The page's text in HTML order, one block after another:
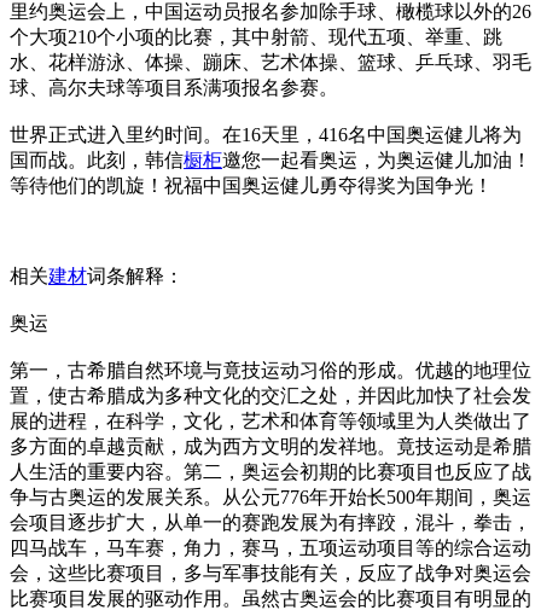
里约奥运会上，中国运动员报名参加除手球、橄榄球以外的26
个大项210个小项的比赛，其中射箭、现代五项、举重、跳
水、花样游泳、体操、蹦床、艺术体操、篮球、乒乓球、羽毛
球、高尔夫球等项目系满项报名参赛。
世界正式进入里约时间。在16天里，416名中国奥运健儿将为
国而战。此刻，韩信橱柜邀您一起看奥运，为奥运健儿加油！
等待他们的凯旋！祝福中国奥运健儿勇夺得奖为国争光！
相关建材词条解释：
奥运
第一，古希腊自然环境与竟技运动习俗的形成。优越的地理位
置，使古希腊成为多种文化的交汇之处，并因此加快了社会发
展的进程，在科学，文化，艺术和体育等领域里为人类做出了
多方面的卓越贡献，成为西方文明的发祥地。竟技运动是希腊
人生活的重要内容。第二，奥运会初期的比赛项目也反应了战
争与古奥运的发展关系。从公元776年开始长500年期间，奥运
会项目逐步扩大，从单一的赛跑发展为有摔跤，混斗，拳击，
四马战车，马车赛，角力，赛马，五项运动项目等的综合运动
会，这些比赛项目，多与军事技能有关，反应了战争对奥运会
比赛项目发展的驱动作用。虽然古奥运会的比赛项目有明显的